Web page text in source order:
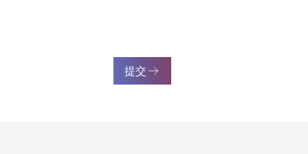
提交